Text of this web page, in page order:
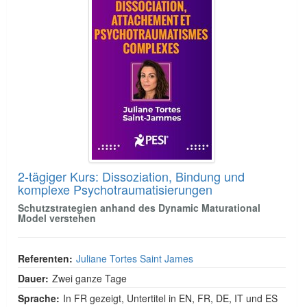
2-tägiger Kurs: Dissoziation, Bindung und
komplexe Psychotraumatisierungen
Schutzstrategien anhand des Dynamic Maturational
Model verstehen
Referenten: Juliane Tortes Saint James
Dauer: Zwei ganze Tage
Sprache: In FR gezeigt, Untertitel in EN, FR, DE, IT und ES